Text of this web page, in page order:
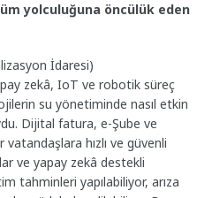
yolculuğuna öncülük eden
İdaresi)
zekâ, IoT ve robotik süreç
su yönetiminde nasıl etkin
Dijital fatura, e-Şube ve
hızlı ve güvenli
ve yapay zekâ destekli
tahminleri yapılabiliyor, arıza